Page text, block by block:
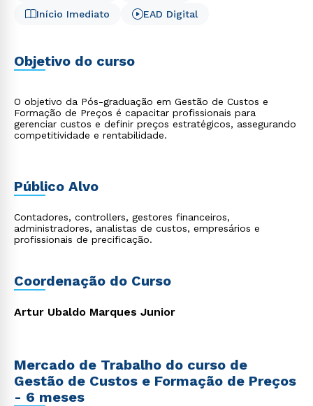
Início Imediato
EAD Digital
Objetivo do curso
O objetivo da Pós-graduação em Gestão de Custos e
Formação de Preços é capacitar profissionais para
gerenciar custos e definir preços estratégicos, assegurando
competitividade e rentabilidade.
Público Alvo
Contadores, controllers, gestores financeiros,
administradores, analistas de custos, empresários e
profissionais de precificação.
Coordenação do Curso
Artur Ubaldo Marques Junior
Mercado de Trabalho do curso de
Gestão de Custos e Formação de Preços
- 6 meses